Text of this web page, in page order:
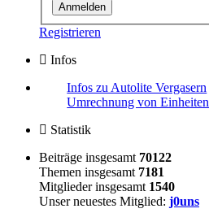
Registrieren
Infos
Infos zu Autolite Vergasern
Umrechnung von Einheiten
Statistik
Beiträge insgesamt 70122
Themen insgesamt 7181
Mitglieder insgesamt 1540
Unser neuestes Mitglied: j0uns